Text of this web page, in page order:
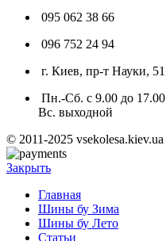
095 062 38 66
096 752 24 94
г. Киев, пр-т Науки, 51
Пн.-Сб. с 9.00 до 17.00
Вс. выходной
© 2011-2025 vsekolesa.kiev.ua
Закрыть
Главная
Шины бу Зима
Шины бу Лето
Статьи